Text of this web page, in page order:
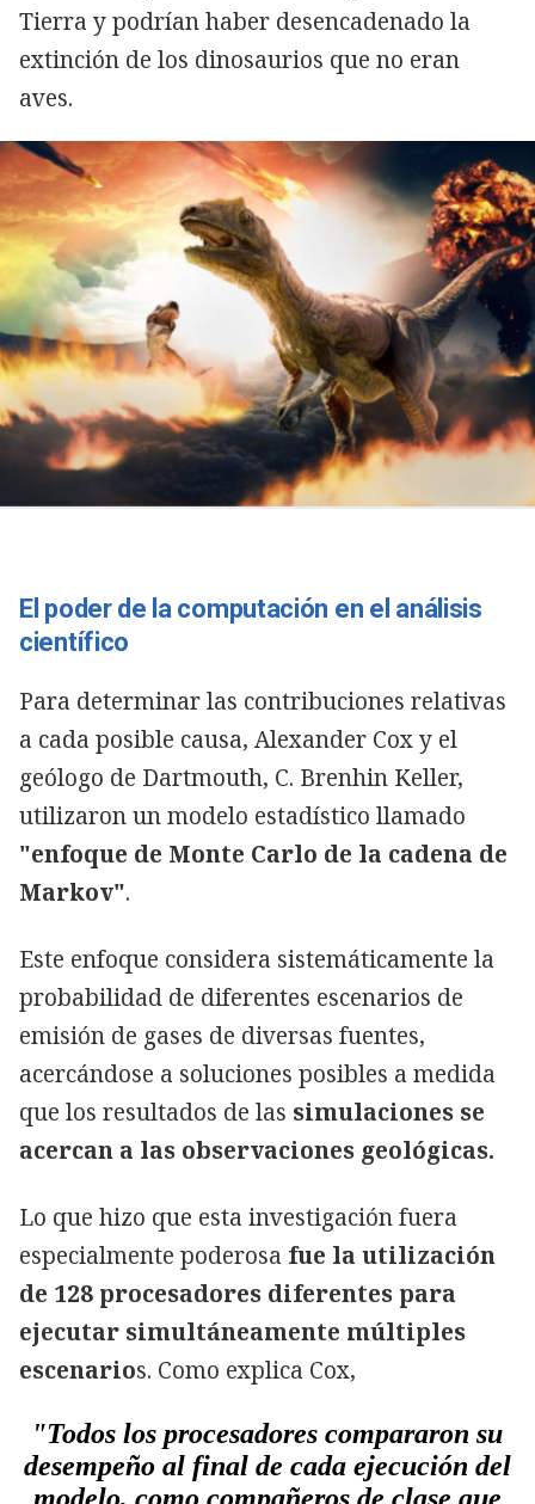
Tierra y podrían haber desencadenado la
extinción de los dinosaurios que no eran
aves.
El poder de la computación en el análisis
científico
Para determinar las contribuciones relativas
a cada posible causa, Alexander Cox y el
geólogo de Dartmouth, C. Brenhin Keller,
utilizaron un modelo estadístico llamado
"enfoque de Monte Carlo de la cadena de
Markov".
Este enfoque considera sistemáticamente la
probabilidad de diferentes escenarios de
emisión de gases de diversas fuentes,
acercándose a soluciones posibles a medida
que los resultados de las simulaciones se
acercan a las observaciones geológicas.
Lo que hizo que esta investigación fuera
especialmente poderosa fue la utilización
de 128 procesadores diferentes para
ejecutar simultáneamente múltiples
escenarios. Como explica Cox,
"Todos los procesadores compararon su
desempeño al final de cada ejecución del